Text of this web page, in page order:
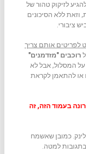
לזיקוק טהור של
וזאת ללא הסיכונים
ציבורי.
לפריטים אותם צריך
רוכבים "מזדמנים"
המסלול, אבל לא
או להתאמן לקראת
בעמוד הזה, זה
כמובן שאשמח
למטה.